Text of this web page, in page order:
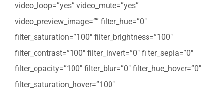
video_loop=”yes” video_mute=”yes”
video_preview_image=”” filter_hue=”0″
filter_saturation=”100″ filter_brightness=”100″
filter_contrast=”100″ filter_invert=”0″ filter_sepia=”0″
filter_opacity=”100″ filter_blur=”0″ filter_hue_hover=”0″
filter_saturation_hover=”100″